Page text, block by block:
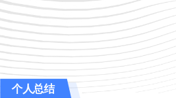
个人总结